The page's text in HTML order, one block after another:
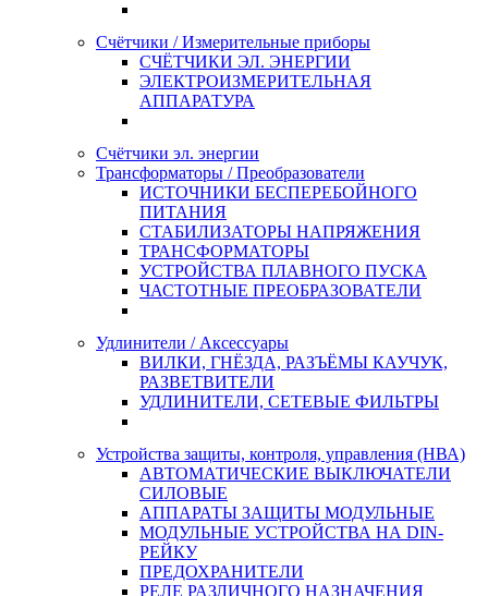
Счётчики / Измерительные приборы
СЧЁТЧИКИ ЭЛ. ЭНЕРГИИ
ЭЛЕКТРОИЗМЕРИТЕЛЬНАЯ
АППАРАТУРА
Счётчики эл. энергии
Трансформаторы / Преобразователи
ИСТОЧНИКИ БЕСПЕРЕБОЙНОГО
ПИТАНИЯ
СТАБИЛИЗАТОРЫ НАПРЯЖЕНИЯ
ТРАНСФОРМАТОРЫ
УСТРОЙСТВА ПЛАВНОГО ПУСКА
ЧАСТОТНЫЕ ПРЕОБРАЗОВАТЕЛИ
Удлинители / Аксессуары
ВИЛКИ, ГНЁЗДА, РАЗЪЁМЫ КАУЧУК,
РАЗВЕТВИТЕЛИ
УДЛИНИТЕЛИ, СЕТЕВЫЕ ФИЛЬТРЫ
Устройства защиты, контроля, управления (НВА)
АВТОМАТИЧЕСКИЕ ВЫКЛЮЧАТЕЛИ
СИЛОВЫЕ
АППАРАТЫ ЗАЩИТЫ МОДУЛЬНЫЕ
МОДУЛЬНЫЕ УСТРОЙСТВА НА DIN-
РЕЙКУ
ПРЕДОХРАНИТЕЛИ
РЕЛЕ РАЗЛИЧНОГО НАЗНАЧЕНИЯ